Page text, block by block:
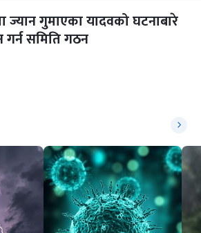
ज्यान गुमाएका यादवको घटनाबारे
गर्न समिति गठन